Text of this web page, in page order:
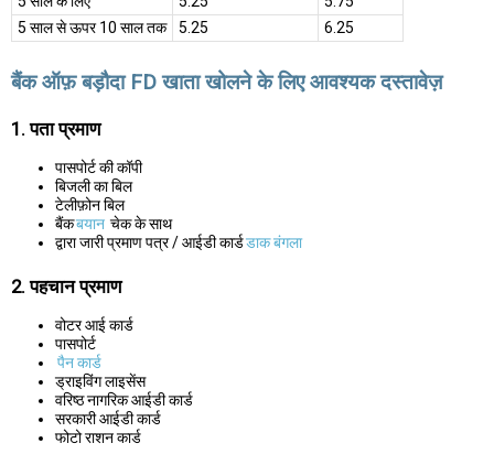
5 साल से ऊपर 10 साल तक
5.25 6.25
बैंक ऑफ़ बड़ौदा FD खाता खोलने के लिए आवश्यक दस्तावेज़
1. पता प्रमाण
पासपोर्ट की कॉपी
बिजली का बिल
टेलीफ़ोन बिल
बैंकबयान चेक के साथ
द्वारा जारी प्रमाण पत्र / आईडी कार्डडाक बंगला
2. पहचान प्रमाण
वोटर आई कार्ड
पासपोर्ट
पैन कार्ड
ड्राइविंग लाइसेंस
वरिष्ठ नागरिक आईडी कार्ड
सरकारी आईडी कार्ड
फोटो राशन कार्ड